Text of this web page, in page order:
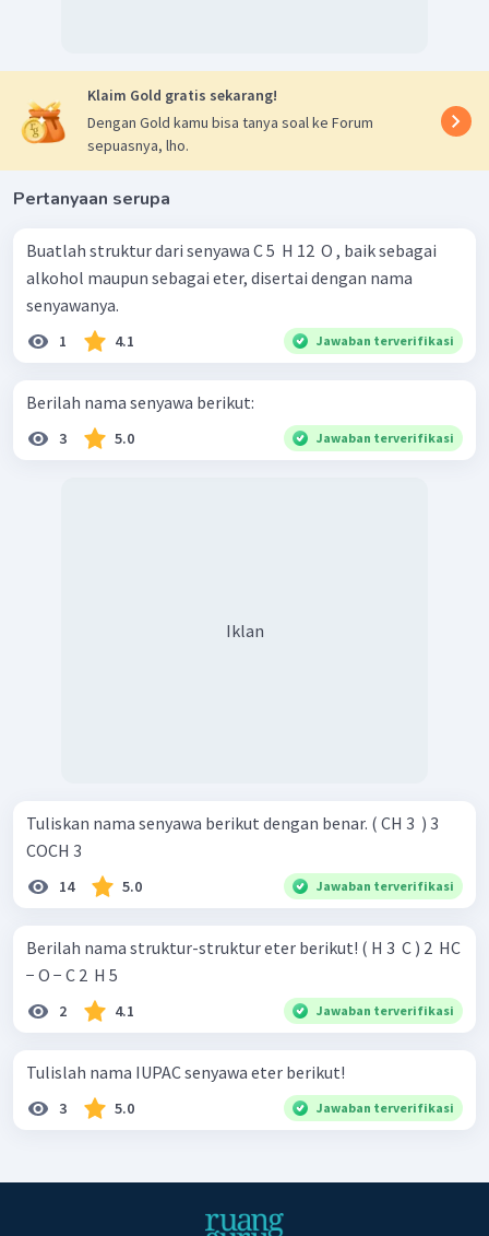
Klaim Gold gratis sekarang!
Dengan Gold kamu bisa tanya soal ke Forum
sepuasnya, lho.
Pertanyaan serupa
Buatlah struktur dari senyawa C 5 ​ H 12 ​ O , baik sebagai
alkohol maupun sebagai eter, disertai dengan nama
senyawanya.
1 4.1 Jawaban terverifikasi
Berilah nama senyawa berikut:
3 5.0 Jawaban terverifikasi
Iklan
Tuliskan nama senyawa berikut dengan benar. ( CH 3 ​ ) 3 ​
COCH 3 ​
14 5.0 Jawaban terverifikasi
Berilah nama struktur-struktur eter berikut! ( H 3 ​ C ) 2 ​ HC
− O − C 2 ​ H 5 ​
2 4.1 Jawaban terverifikasi
Tulislah nama IUPAC senyawa eter berikut!
3 5.0 Jawaban terverifikasi